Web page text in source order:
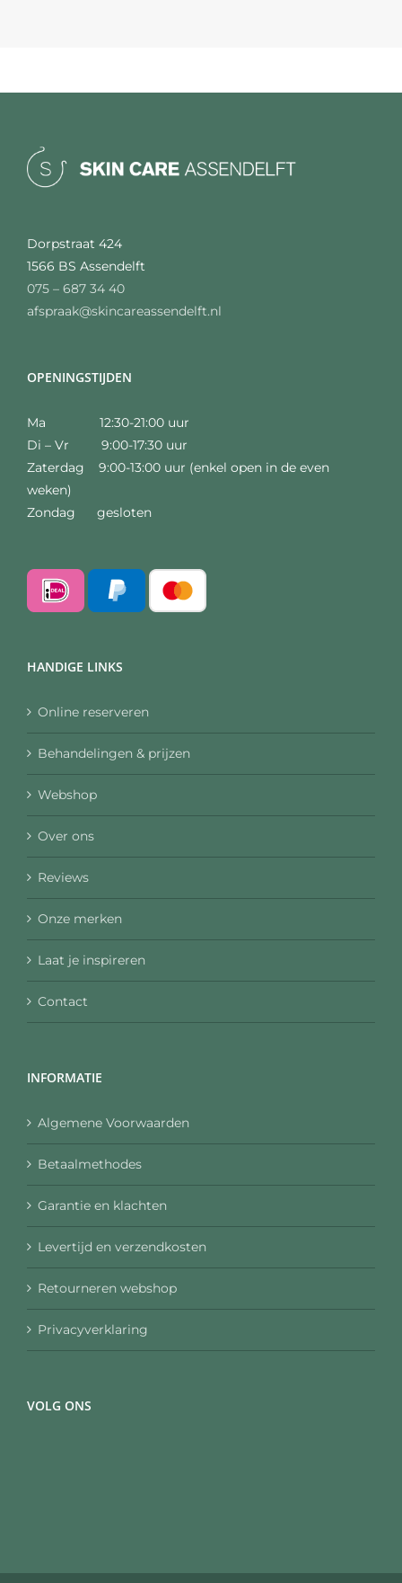
Dorpstraat 424
1566 BS Assendelft
075 – 687 34 40
afspraak@skincareassendelft.nl
OPENINGSTIJDEN
Ma 12:30-21:00 uur
Di – Vr 9:00-17:30 uur
Zaterdag 9:00-13:00 uur (enkel open in de even
weken)
Zondag gesloten
HANDIGE LINKS
Online reserveren
Behandelingen & prijzen
Webshop
Over ons
Reviews
Onze merken
Laat je inspireren
Contact
INFORMATIE
Algemene Voorwaarden
Betaalmethodes
Garantie en klachten
Levertijd en verzendkosten
Retourneren webshop
Privacyverklaring
VOLG ONS